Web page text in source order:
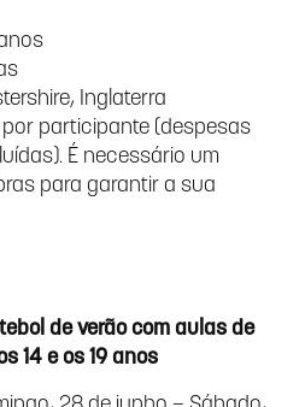
Inglaterra
participante (despesas
É necessário um
para garantir a sua
de verão com aulas de
14 e os 19 anos